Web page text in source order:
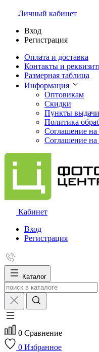
Личный кабинет
Вход
Регистрация
Оплата и доставка
Контакты и
Размерная таблица
Информация
Оптовикам
Скидки
Пункты
Политика
Соглашение на
Соглашение на
Кабинет
Вход
Регистрация
Каталог
0 Сравнение
0 Избранное